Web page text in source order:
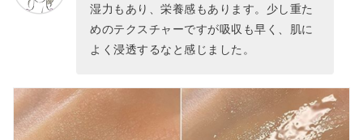
湿力もあり、栄養感もあります。少し重た
めのテクスチャーですが吸収も早く、肌に
よく浸透するなと感じました。